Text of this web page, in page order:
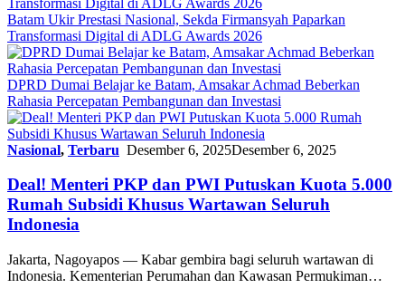
Batam Ukir Prestasi Nasional, Sekda Firmansyah Paparkan
Transformasi Digital di ADLG Awards 2026
DPRD Dumai Belajar ke Batam, Amsakar Achmad Beberkan
Rahasia Percepatan Pembangunan dan Investasi
Nasional, Terbaru Desember 6, 2025Desember 6, 2025
Deal! Menteri PKP dan PWI Putuskan Kuota 5.000
Rumah Subsidi Khusus Wartawan Seluruh
Indonesia
Jakarta, Nagoyapos — Kabar gembira bagi seluruh wartawan di
Indonesia. Kementerian Perumahan dan Kawasan Permukiman…